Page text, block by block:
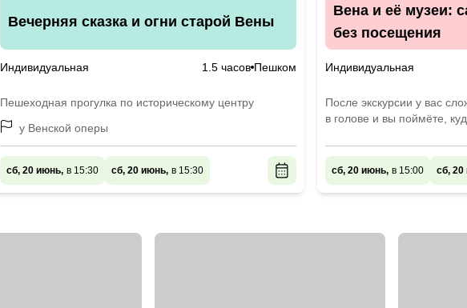
Вечерняя сказка и огни старой Вены
Индивидуальная 1.5 часов Пешком
Пешеходная прогулка по историческому центру
у Венской оперы
сб, 20 июнь, в 15:30 сб, 20 июнь, в 15:30
Вена и её музеи:
без посещения
Индивидуальная
После экскурсии у вас
в голове и вы поймёте,
сб, 20 июнь, в 15:00 сб,